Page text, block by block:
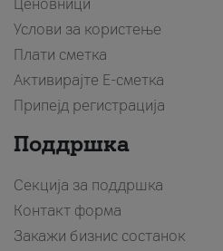
Ценовници
Услови за користење
Плати сметка
Активирајте Е-сметка
Припејд регистрација
Поддршка
Секција за поддршка
Контакт форма
Закажи бизнис состанок